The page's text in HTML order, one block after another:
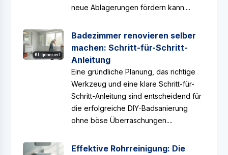
neue Ablagerungen fördern kann....
KI-generiert
Badezimmer renovieren selber
machen: Schritt-für-Schritt-
Anleitung
Eine gründliche Planung, das richtige
Werkzeug und eine klare Schritt-für-
Schritt-Anleitung sind entscheidend für
die erfolgreiche DIY-Badsanierung
ohne böse Überraschungen....
Effektive Rohrreinigung: Die